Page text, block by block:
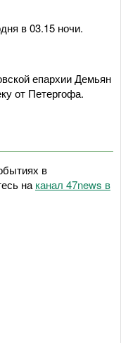
в 03.15 ночи.
епархии Демьян
от Петергофа.
в
на канал 47news в